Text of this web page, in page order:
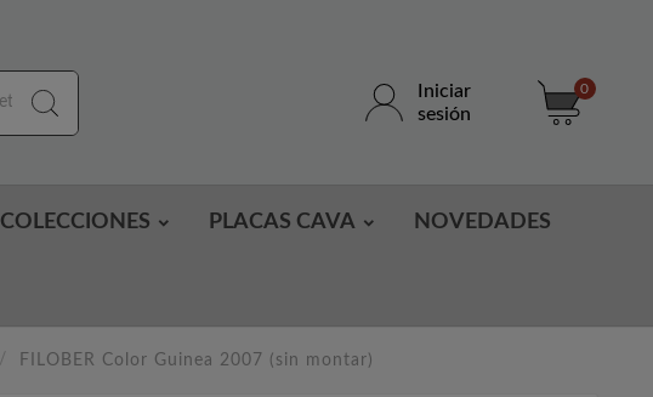
Iniciar
sesión
0
COLECCIONES PLACAS CAVA NOVEDADES
FILOBER Color Guinea 2007 (sin montar)